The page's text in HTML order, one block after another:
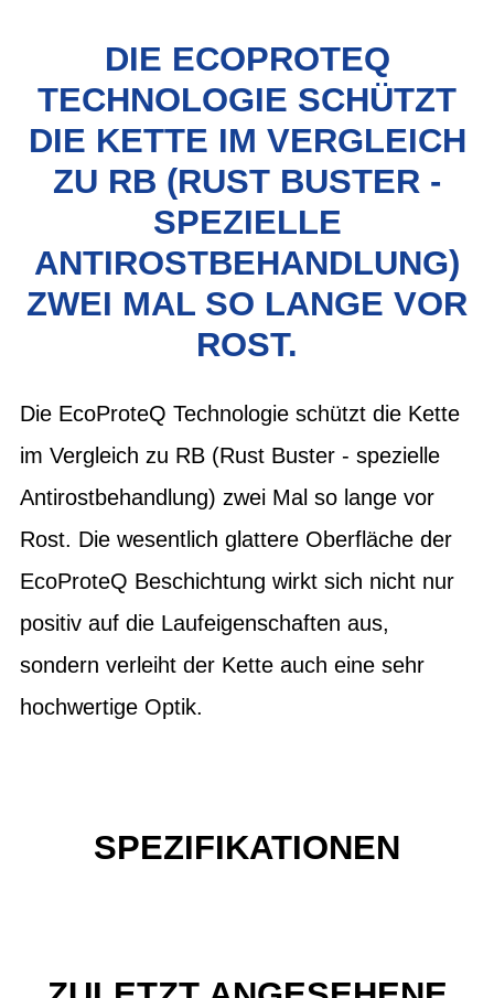
DIE ECOPROTEQ
TECHNOLOGIE SCHÜTZT
DIE KETTE IM VERGLEICH
ZU RB (RUST BUSTER -
SPEZIELLE
ANTIROSTBEHANDLUNG)
ZWEI MAL SO LANGE VOR
ROST.
Die EcoProteQ Technologie schützt die Kette
im Vergleich zu RB (Rust Buster - spezielle
Antirostbehandlung) zwei Mal so lange vor
Rost. Die wesentlich glattere Oberfläche der
EcoProteQ Beschichtung wirkt sich nicht nur
positiv auf die Laufeigenschaften aus,
sondern verleiht der Kette auch eine sehr
hochwertige Optik.
SPEZIFIKATIONEN